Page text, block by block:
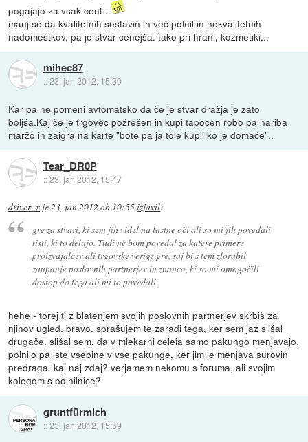
pogajajo za vsak cent...
manj se da kvalitetnih sestavin in več polnil in nekvalitetnih
nadomestkov, pa je stvar cenejša. tako pri hrani, kozmetiki...
mihec87
::23. jan 2012, 15:39
Kar pa ne pomeni avtomatsko da če je stvar dražja je zato
boljša.Kaj če je trgovec požrešen in kupi tapocen robo pa nariba
maržo in zaigra na karte "bote pa ja tole kupli ko je domače"..
Tear_DR0P
::23. jan 2012, 15:47
driver_x je23. jan 2012 ob 10:55izjavil:
gre za stvari, ki sem jih videl na lastne oči ali so mi jih povedali
tisti, ki to delajo. Tudi ne bom povedal za katere primere
proizvajalcev ali trgovske verige gre, saj bi s tem zlorabil
zaupanje poslovnih partnerjev in znanca, ki so mi omogočili
dostop do tega ali mi to povedali.
hehe - torej ti z blatenjem svojih poslovnih partnerjev skrbiš za
njihov ugled. bravo. sprašujem te zaradi tega, ker sem jaz slišal
drugače. slišal sem, da v mlekarni celeia samo pakungo menjavajo,
polnijo pa iste vsebine v vse pakunge, ker jim je menjava surovin
predraga. kaj naj zdaj? verjamem nekomu s foruma, ali svojim
kolegom s polnilnice?
gruntfürmich
::23. jan 2012, 15:59